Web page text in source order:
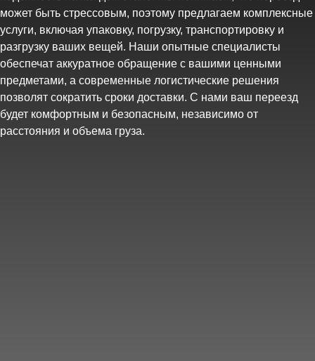
может быть стрессовым, поэтому предлагаем комплексные
услуги, включая упаковку, погрузку, транспортировку и
разгрузку ваших вещей. Наши опытные специалисты
обеспечат аккуратное обращение с вашими ценными
предметами, а современные логистические решения
позволят сократить сроки доставки. С нами ваш переезд
будет комфортным и безопасным, независимо от
расстояния и объема груза.